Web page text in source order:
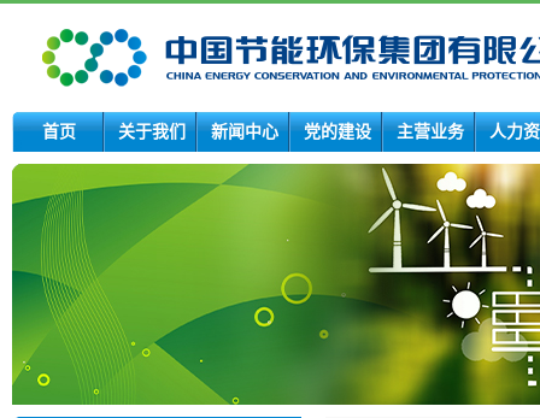
首页 关于我们 新闻中心 党的建设 主营业务 人力